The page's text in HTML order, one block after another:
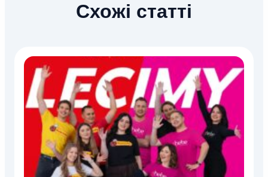
Схожі статті